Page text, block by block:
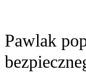
Pawlak